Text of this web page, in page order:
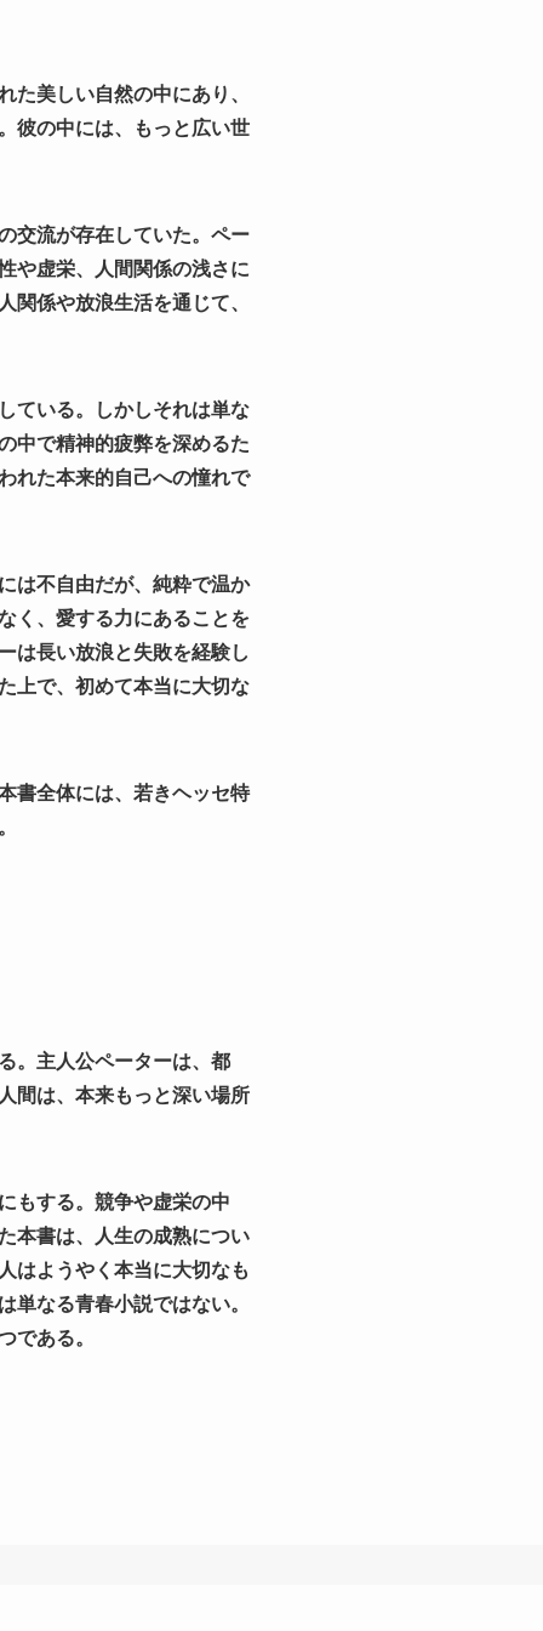
た美しい自然の中にあり、
彼の中には、もっと広い世
交流が存在していた。ペー
や虚栄、人間関係の浅さに
関係や放浪生活を通じて、
ている。しかしそれは単な
中で精神的疲弊を深めるた
れた本来的自己への憧れで
は不自由だが、純粋で温か
く、愛する力にあることを
は長い放浪と失敗を経験し
上で、初めて本当に大切な
書全体には、若きヘッセ特
。主人公ペーターは、都
間は、本来もっと深い場所
もする。競争や虚栄の中
本書は、人生の成熟につい
はようやく本当に大切なも
単なる青春小説ではない。
である。